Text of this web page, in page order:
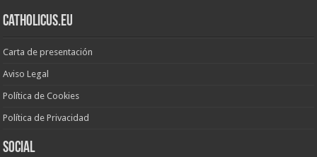
Catholicus.eu
Carta de presentación
Aviso Legal
Política de Cookies
Política de Privacidad
Social